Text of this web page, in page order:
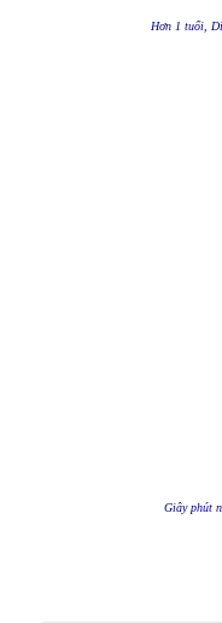
Hơn 1 tuổi,
Giây phút